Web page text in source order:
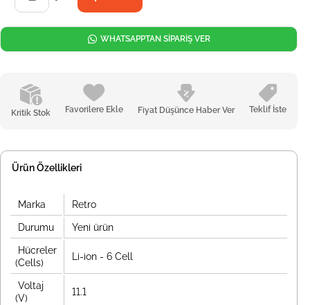
Kritik Stok Favorilere Ekle Fiyat Düşünce Haber Ver Teklif İste
WHATSAPPTAN SİPARİŞ VER
Ürün Özellikleri
Marka Retro
Durumu Yeni ürün
Hücreler
(Cells)
Li-ion - 6 Cell
Voltaj
(V)
11.1